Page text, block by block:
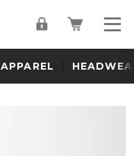
APPAREL